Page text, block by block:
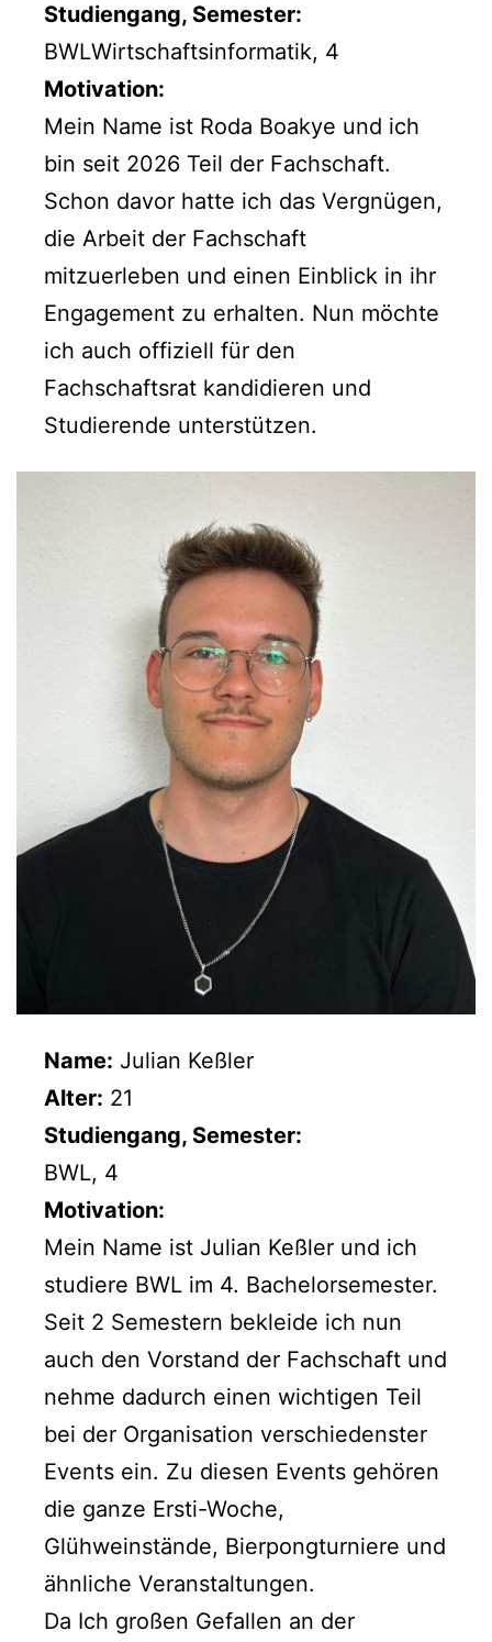
Studiengang, Semester:
BWLWirtschaftsinformatik, 4
Motivation:
Mein Name ist Roda Boakye und ich
bin seit 2026 Teil der Fachschaft.
Schon davor hatte ich das Vergnügen,
die Arbeit der Fachschaft
mitzuerleben und einen Einblick in ihr
Engagement zu erhalten. Nun möchte
ich auch offiziell für den
Fachschaftsrat kandidieren und
Studierende unterstützen.
Name: Julian Keßler
Alter: 21
Studiengang, Semester:
BWL, 4
Motivation:
Mein Name ist Julian Keßler und ich
studiere BWL im 4. Bachelorsemester.
Seit 2 Semestern bekleide ich nun
auch den Vorstand der Fachschaft und
nehme dadurch einen wichtigen Teil
bei der Organisation verschiedenster
Events ein. Zu diesen Events gehören
die ganze Ersti-Woche,
Glühweinstände, Bierpongturniere und
ähnliche Veranstaltungen.
Da Ich großen Gefallen an der